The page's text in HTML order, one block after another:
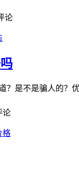
论
是不是骗人的
论
格